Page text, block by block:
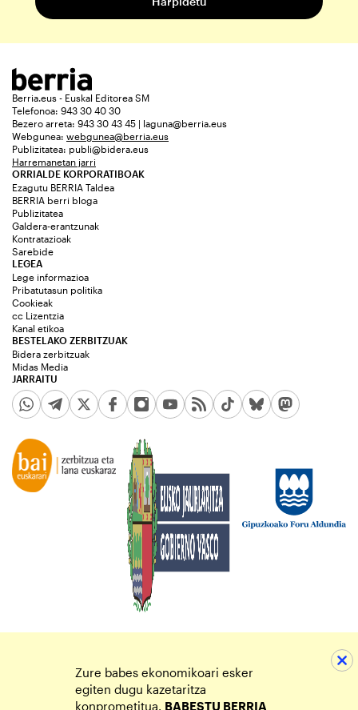
Berria.eus - Euskal Editorea SM
Telefonoa: 943 30 40 30
Bezero arreta: 943 30 43 45 | laguna@berria.eus
Webgunea: webgunea@berria.eus
Publizitatea: publi@bidera.eus
Harremanetan jarri
ORRIALDE KORPORATIBOAK
Ezagutu BERRIA Taldea
BERRIA berri bloga
Publizitatea
Galdera-erantzunak
Kontratazioak
Sarebide
JARRAITU
LEGEA
Lege informazioa
Pribatutasun politika
Cookieak
cc Lizentzia
Kanal etikoa
BESTELAKO ZERBITZUAK
Bidera zerbitzuak
Midas Media
Zure babes ekonomikoari esker
egiten dugu kazetaritza
konprometitua. BABESTU BERRIA